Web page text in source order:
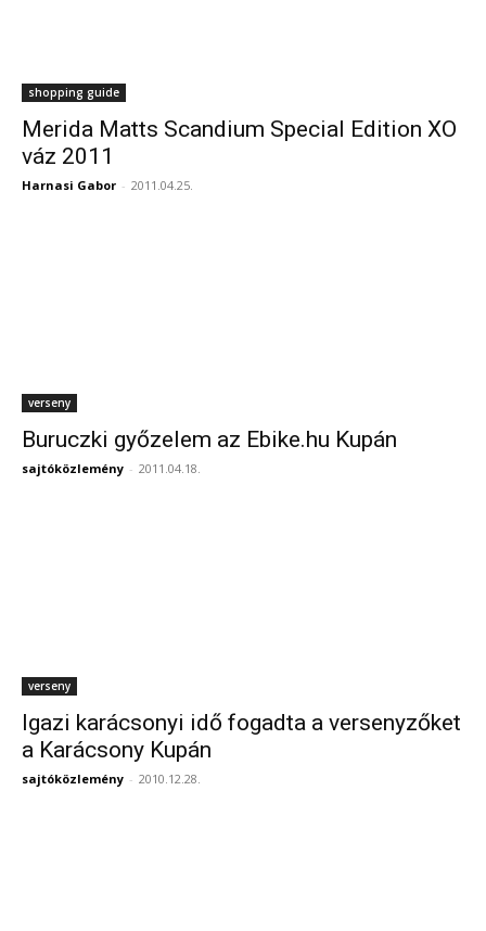
shopping guide
Merida Matts Scandium Special Edition XO
váz 2011
Harnasi Gabor - 2011.04.25.
verseny
Buruczki győzelem az Ebike.hu Kupán
sajtóközlemény - 2011.04.18.
verseny
Igazi karácsonyi idő fogadta a versenyzőket
a Karácsony Kupán
sajtóközlemény - 2010.12.28.